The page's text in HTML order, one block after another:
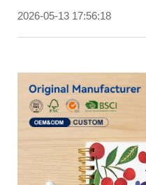
Prispôsobené Riešenia
Kontaktuj Nás
2026-05-13 17:56:18